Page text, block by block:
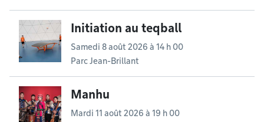
Initiation au teqball
Samedi 8 août 2026 à 14 h 00
Parc Jean-Brillant
Manhu
Mardi 11 août 2026 à 19 h 00